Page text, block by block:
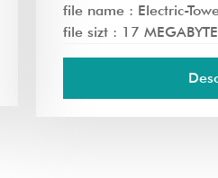
file name : Electric-
file sizt : 17 MEGABYTE